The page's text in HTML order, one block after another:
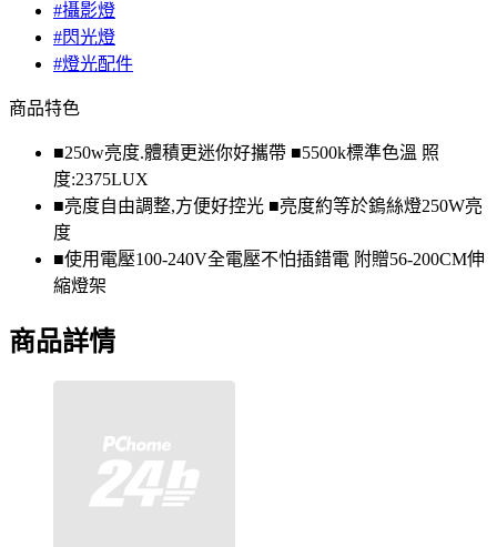
#攝影燈
#閃光燈
#燈光配件
商品特色
■250w亮度.體積更迷你好攜帶 ■5500k標準色溫 照
度:2375LUX
■亮度自由調整,方便好控光 ■亮度約等於鎢絲燈250W亮
度
■使用電壓100-240V全電壓不怕插錯電 附贈56-200CM伸
縮燈架
商品詳情